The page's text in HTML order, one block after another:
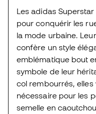
Les adidas
pour conquérir les
la mode urbaine.
confère un style
emblématique bout
symbole de leur
col rembourrés,
nécessaire pour les
semelle en